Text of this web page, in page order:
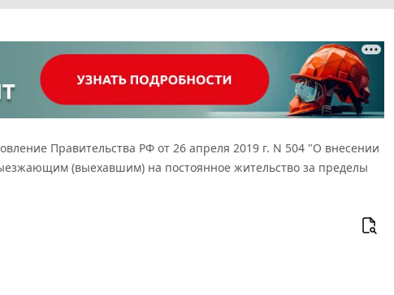
Правительства РФ от 26 апреля 2019 г. N 504 "О внесении
(выехавшим) на постоянное жительство за пределы